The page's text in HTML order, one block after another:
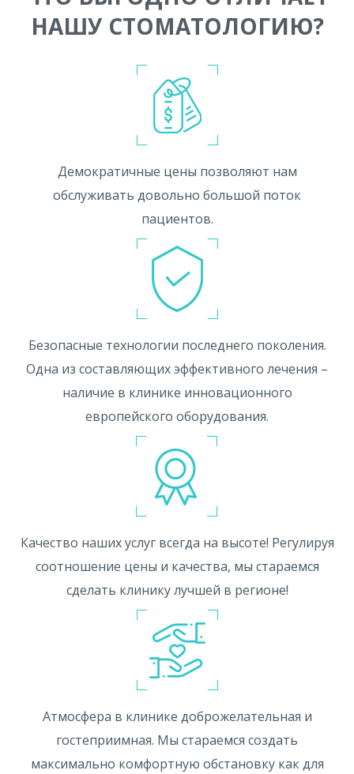
НАШУ СТОМАТОЛОГИЮ?
Демократичные цены позволяют нам
обслуживать довольно большой поток
пациентов.
Безопасные технологии последнего поколения.
Одна из составляющих эффективного лечения –
наличие в клинике инновационного
европейского оборудования.
Качество наших услуг всегда на высоте! Регулируя
соотношение цены и качества, мы стараемся
сделать клинику лучшей в регионе!
Атмосфера в клинике доброжелательная и
гостеприимная. Мы стараемся создать
максимально комфортную обстановку как для